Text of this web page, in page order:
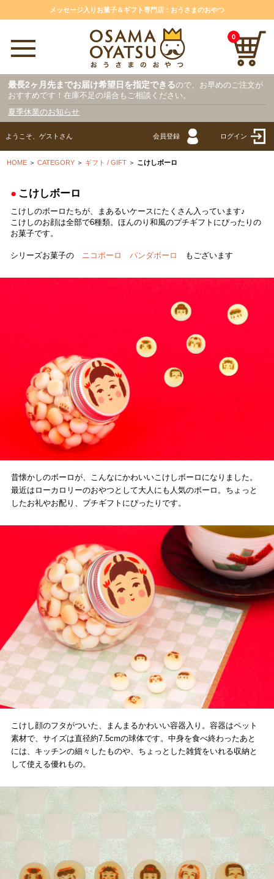
メッセージ入りお菓子＆ギフト専門店：おうさまのおやつ
0
最長2ヶ月先までお届け希望日を指定できるので、お早めのご注文が
おすすめです！在庫不足の場合もご相談ください。
夏季休業のお知らせ
ようこそ、ゲストさん 会員登録 ログイン
HOME ＞CATEGORY ＞ ギフト / GIFT ＞ こけしボーロ
● こけしボーロ
こけしのボーロたちが、まあるいケースにたくさん入っています♪
こけしのお顔は全部で6種類。ほんのり和風のプチギフトにぴったりの
お菓子です。
シリーズお菓子の ニコボーロ パンダボーロ もございます
昔懐かしのボーロが、こんなにかわいいこけしボーロになりました。
最近はローカロリーのおやつとして大人にも人気のボーロ。ちょっと
したお礼やお配り、プチギフトにぴったりです。
こけし顔のフタがついた、まんまるかわいい容器入り。容器はペット
素材で、サイズは直径約7.5cmの球体です。中身を食べ終わったあと
には、キッチンの細々したものや、ちょっとした雑貨をいれる収納と
して使える優れもの。